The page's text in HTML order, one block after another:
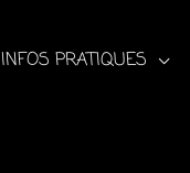
INFOS PRATIQUES